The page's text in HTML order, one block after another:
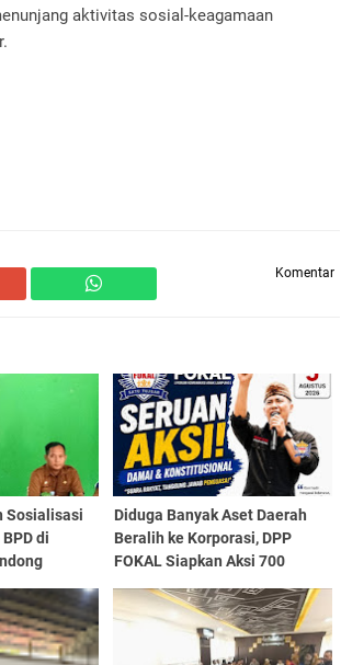
aktivitas sosial-keagamaan
Komentar
Sosialisasi
di
Diduga Banyak Aset Daerah
Beralih ke Korporasi, DPP
FOKAL Siapkan Aksi 700
Lampung Bentuk Pansus